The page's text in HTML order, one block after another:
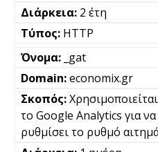
2 έτη
HTTP
_gat
economix.gr
το Google Analytics για να
ρυθμίσει το ρυθμό